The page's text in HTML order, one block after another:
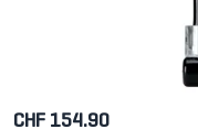
CHF 154.90